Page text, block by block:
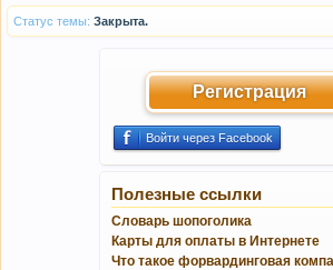
Статус темы: Закрыта.
Регистрация
Войти через Facebook
Полезные ссылки
Словарь шопоголика
Карты для оплаты в Интернете
Что такое форвардинговая